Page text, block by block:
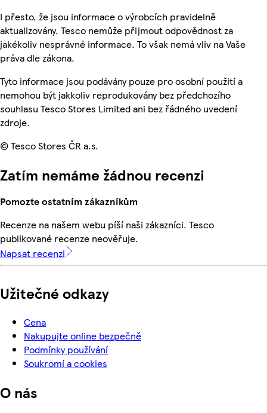
I přesto, že jsou informace o výrobcích pravidelně
aktualizovány, Tesco nemůže přijmout odpovědnost za
jakékoliv nesprávné informace. To však nemá vliv na Vaše
práva dle zákona.
Tyto informace jsou podávány pouze pro osobní použití a
nemohou být jakkoliv reprodukovány bez předchozího
souhlasu Tesco Stores Limited ani bez řádného uvedení
zdroje.
© Tesco Stores ČR a.s.
Zatím nemáme žádnou recenzi
Pomozte ostatním zákazníkům
Recenze na našem webu píší naši zákazníci. Tesco
publikované recenze neověřuje.
Napsat recenzi
Užitečné odkazy
Cena
Nakupujte online bezpečně
Podmínky používání
Soukromí a cookies
O nás